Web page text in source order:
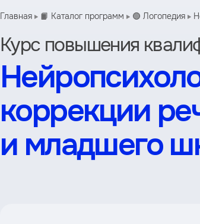
Главная 📙 Каталог программ 🟢 Логопедия
Курс повышения
коррекции
и младшего